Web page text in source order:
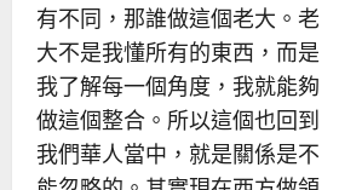
有不同，那誰做這個老大。老
大不是我懂所有的東西，而是
我了解每一個角度，我就能夠
做這個整合。所以這個也回到
我們華人當中，就是關係是不